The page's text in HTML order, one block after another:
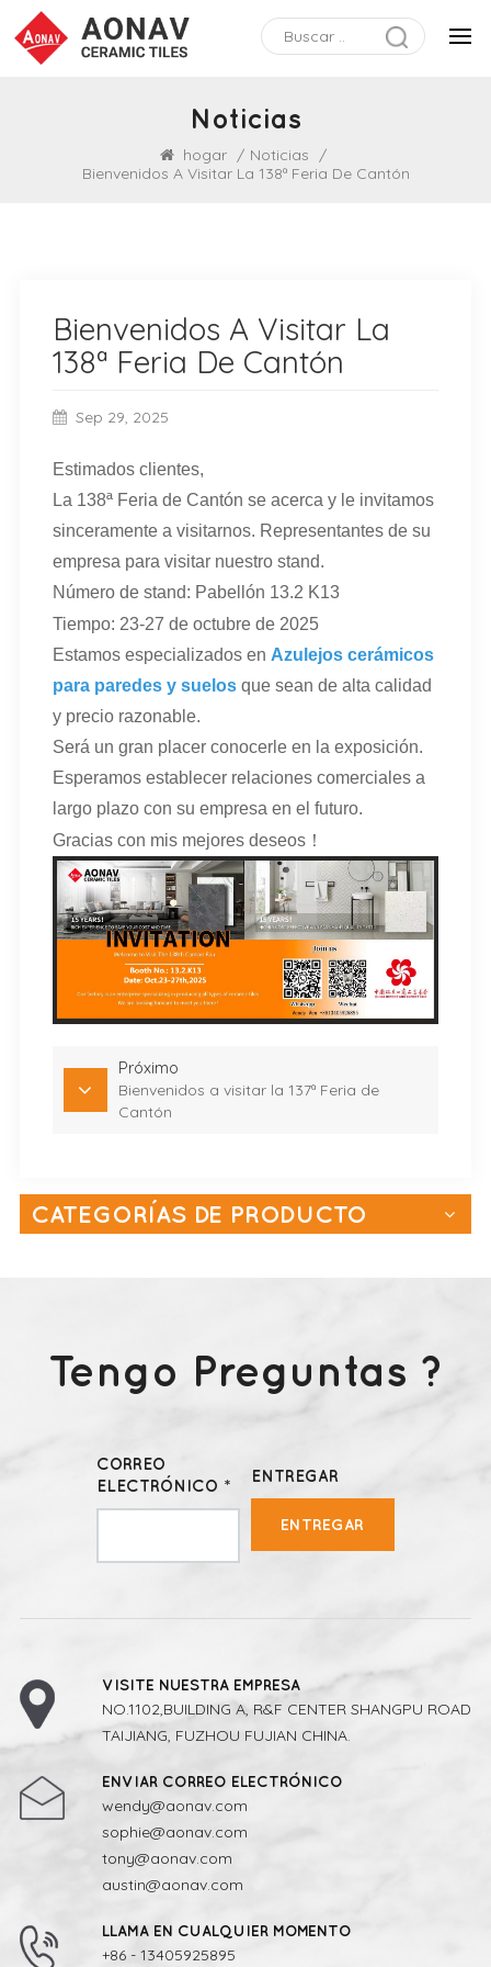
Noticias
hogar / Noticias
/
Bienvenidos A Visitar La 138ª Feria De Cantón
Bienvenidos A Visitar La
138ª Feria De Cantón
Sep 29, 2025
Estimados clientes,
La 138ª Feria de Cantón se acerca y le invitamos
sinceramente a visitarnos. Representantes de su
empresa para visitar nuestro stand.
Número de stand: Pabellón 13.2 K13
Tiempo: 23-27 de octubre de 2025
Estamos especializados en Azulejos cerámicos
para paredes y suelos que sean de alta calidad
y precio razonable.
Será un gran placer conocerle en la exposición.
Esperamos establecer relaciones comerciales a
largo plazo con su empresa en el futuro.
Gracias con mis mejores deseos！
Próximo
Bienvenidos a visitar la 137ª Feria de
Cantón
CATEGORÍAS DE PRODUCTO
Tengo Preguntas ?
CORREO
ELECTRÓNICO *
ENTREGAR
ENTREGAR
VISITE NUESTRA EMPRESA
NO.1102,BUILDING A, R&F CENTER SHANGPU ROAD
TAIJIANG, FUZHOU FUJIAN CHINA.
ENVIAR CORREO ELECTRÓNICO
wendy@aonav.com
sophie@aonav.com
tony@aonav.com
austin@aonav.com
LLAMA EN CUALQUIER MOMENTO
+86 - 13405925895